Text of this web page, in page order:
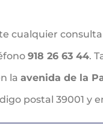
cualquier
918 26 63 44.
la avenida de la
postal 39001 y